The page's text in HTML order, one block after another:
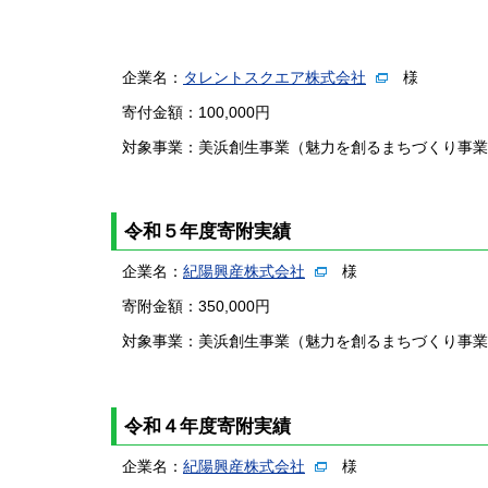
企業名： タレントスクエア株式会社
様
寄付金額：100,000円
対象事業：美浜創生事業（魅力を創るまちづくり事
令和５年度寄附実績
企業名： 紀陽興産株式会社
様
寄附金額：350,000円
対象事業：美浜創生事業（魅力を創るまちづくり事
令和４年度寄附実績
企業名： 紀陽興産株式会社 様